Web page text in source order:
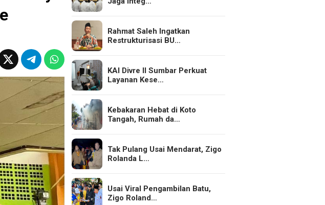
Rahmat Saleh Ingatkan
Restrukturisasi BU…
KAI Divre II Sumbar Perkuat
Layanan Kese…
Kebakaran Hebat di Koto
Tangah, Rumah da…
Tak Pulang Usai Mendarat, Zigo
Rolanda L…
Usai Viral Pengambilan Batu,
Zigo Roland…